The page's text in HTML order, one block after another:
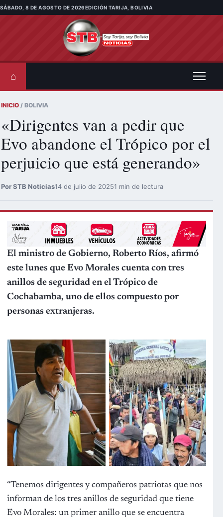
Saltar al contenido
SÁBADO, 8 DE AGOSTO DE 2026EDICIÓN TARIJA, BOLIVIA
⌂
INICIO / BOLIVIA
«Dirigentes van a pedir que
Evo abandone el Trópico por el
perjuicio que está generando»
Por STB Noticias14 de julio de 20251 min de lectura
El ministro de Gobierno, Roberto Ríos, afirmó
este lunes que Evo Morales cuenta con tres
anillos de seguridad en el Trópico de
Cochabamba, uno de ellos compuesto por
personas extranjeras.
“Tenemos dirigentes y compañeros patriotas que nos
informan de los tres anillos de seguridad que tiene
Evo Morales: un primer anillo que se encuentra